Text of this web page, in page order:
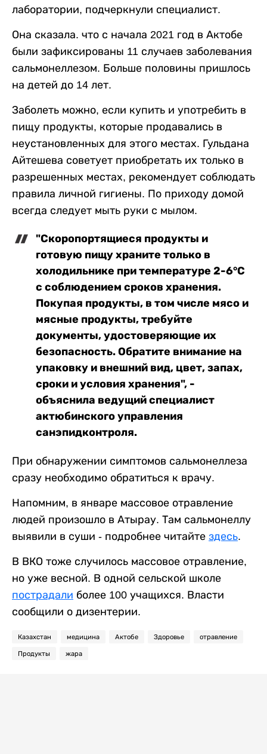
лаборатории, подчеркнули специалист.
Она сказала. что с начала 2021 год в Актобе
были зафиксированы 11 случаев заболевания
сальмонеллезом. Больше половины пришлось
на детей до 14 лет.
Заболеть можно, если купить и употребить в
пищу продукты, которые продавались в
неустановленных для этого местах. Гульдана
Айтешева советует приобретать их только в
разрешенных местах, рекомендует соблюдать
правила личной гигиены. По приходу домой
всегда следует мыть руки с мылом.
"Скоропортящиеся продукты и
готовую пищу храните только в
холодильнике при температуре 2-6°С
с соблюдением сроков хранения.
Покупая продукты, в том числе мясо и
мясные продукты, требуйте
документы, удостоверяющие их
безопасность. Обратите внимание на
упаковку и внешний вид, цвет, запах,
сроки и условия хранения", -
объяснила ведущий специалист
актюбинского управления
санэпидконтроля.
При обнаружении симптомов сальмонеллеза
сразу необходимо обратиться к врачу.
Напомним, в январе массовое отравление
людей произошло в Атырау. Там сальмонеллу
выявили в суши - подробнее читайте здесь.
В ВКО тоже случилось массовое отравление,
но уже весной. В одной сельской школе
пострадали более 100 учащихся. Власти
сообщили о дизентерии.
Казахстан медицина Актобе Здоровье отравление
Продукты жара